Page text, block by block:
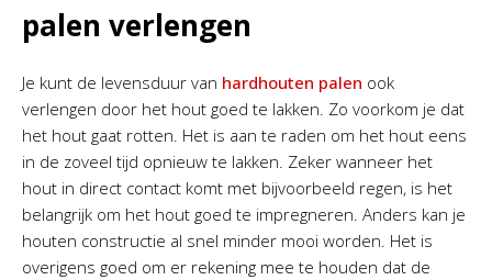
palen verlengen
Je kunt de levensduur van hardhouten palen ook
verlengen door het hout goed te lakken. Zo voorkom je dat
het hout gaat rotten. Het is aan te raden om het hout eens
in de zoveel tijd opnieuw te lakken. Zeker wanneer het
hout in direct contact komt met bijvoorbeeld regen, is het
belangrijk om het hout goed te impregneren. Anders kan je
houten constructie al snel minder mooi worden. Het is
overigens goed om er rekening mee te houden dat de